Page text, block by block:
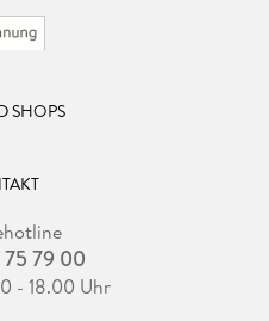
SHOPS
79 00
- 18.00 Uhr